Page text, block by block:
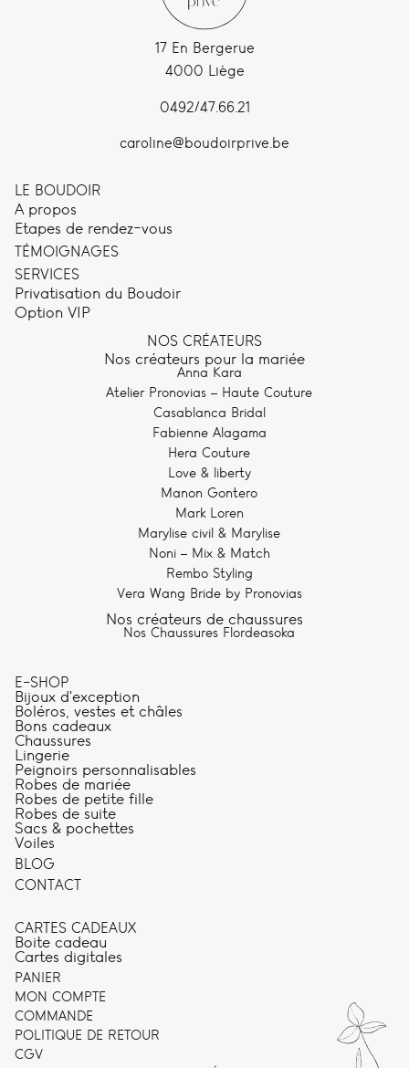
17 En Bergerue
4000 Liège
0492/47.66.21
caroline@boudoirprive.be
LE BOUDOIR
A propos
Etapes de rendez-vous
TÉMOIGNAGES
SERVICES
Privatisation du Boudoir
Option VIP
NOS CRÉATEURS
Nos créateurs pour la mariée
Anna Kara
Atelier Pronovias – Haute Couture
Casablanca Bridal
Fabienne Alagama
Hera Couture
Love & liberty
Manon Gontero
Mark Loren
Marylise civil & Marylise
Noni – Mix & Match
Rembo Styling
Vera Wang Bride by Pronovias
Nos créateurs de chaussures
Nos Chaussures Flordeasoka
E-SHOP
Bijoux d'exception
Boléros, vestes et châles
Bons cadeaux
Chaussures
Lingerie
Peignoirs personnalisables
Robes de mariée
Robes de petite fille
Robes de suite
Sacs & pochettes
Voiles
BLOG
CONTACT
CARTES CADEAUX
Boite cadeau
Cartes digitales
PANIER
MON COMPTE
COMMANDE
POLITIQUE DE RETOUR
CGV